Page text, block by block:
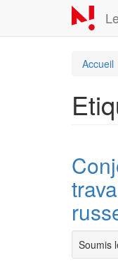
contenu
Accueil
Soumis